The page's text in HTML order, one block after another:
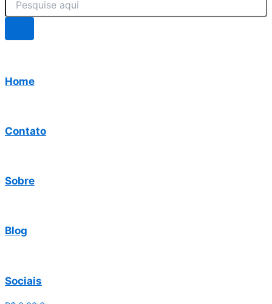
Home
Contato
Sobre
Blog
Sociais